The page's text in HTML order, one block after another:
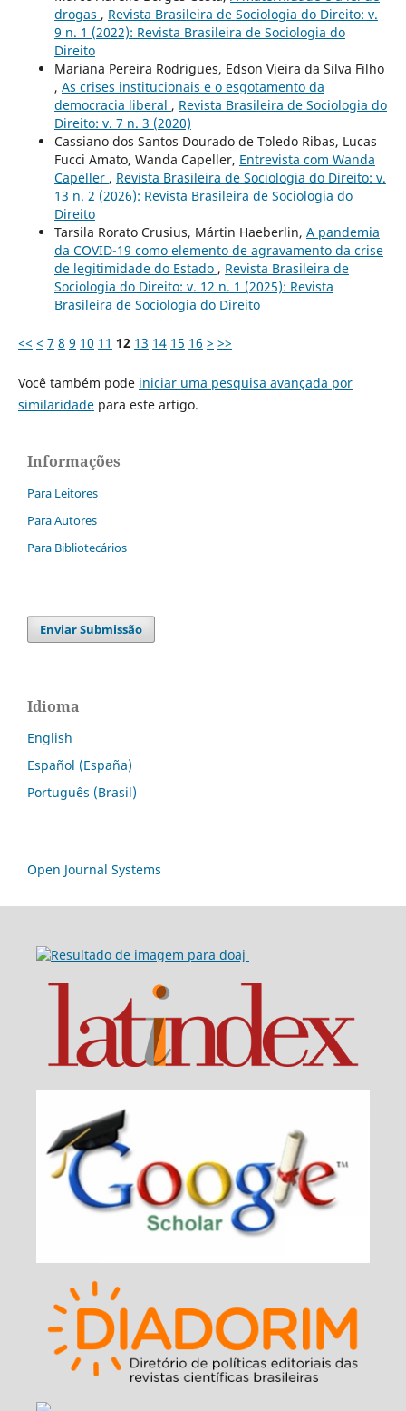
drogas , Revista Brasileira de Sociologia do Direito: v.
9 n. 1 (2022): Revista Brasileira de Sociologia do
Direito
Mariana Pereira Rodrigues, Edson Vieira da Silva Filho
, As crises institucionais e o esgotamento da
democracia liberal , Revista Brasileira de Sociologia do
Direito: v. 7 n. 3 (2020)
Cassiano dos Santos Dourado de Toledo Ribas, Lucas
Fucci Amato, Wanda Capeller, Entrevista com Wanda
Capeller , Revista Brasileira de Sociologia do Direito: v.
13 n. 2 (2026): Revista Brasileira de Sociologia do
Direito
Tarsila Rorato Crusius, Mártin Haeberlin, A pandemia
da COVID-19 como elemento de agravamento da crise
de legitimidade do Estado , Revista Brasileira de
Sociologia do Direito: v. 12 n. 1 (2025): Revista
Brasileira de Sociologia do Direito
<< < 7 8 9 10 11 12 13 14 15 16 > >>
Você também pode iniciar uma pesquisa avançada por
similaridadepara este artigo.
Informações
Para Leitores
Para Autores
Para Bibliotecários
Enviar Submissão
Idioma
English
Español (España)
Português (Brasil)
Open Journal Systems